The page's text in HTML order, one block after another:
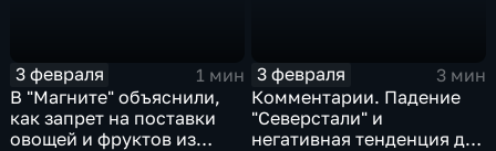
3 февраля
1 мин
В "Магните" объяснили,
как запрет на поставки
овощей и фруктов из
3 февраля
3 мин
Комментарии. Падение
"Северстали" и
негативная тенденция для